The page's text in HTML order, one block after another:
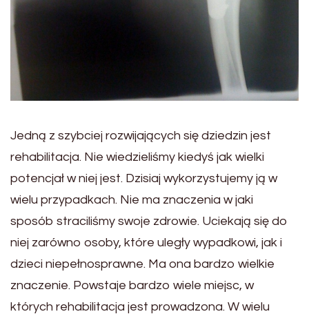
Jedną z szybciej rozwijających się dziedzin jest
rehabilitacja. Nie wiedzieliśmy kiedyś jak wielki
potencjał w niej jest. Dzisiaj wykorzystujemy ją w
wielu przypadkach. Nie ma znaczenia w jaki
sposób straciliśmy swoje zdrowie. Uciekają się do
niej zarówno osoby, które uległy wypadkowi, jak i
dzieci niepełnosprawne. Ma ona bardzo wielkie
znaczenie. Powstaje bardzo wiele miejsc, w
których rehabilitacja jest prowadzona. W wielu